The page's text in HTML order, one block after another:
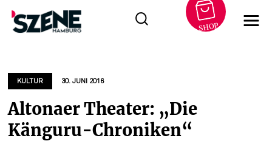
springen
SHOP
KULTUR 30. JUNI 2016
Altonaer Theater: „Die
Känguru-Chroniken“